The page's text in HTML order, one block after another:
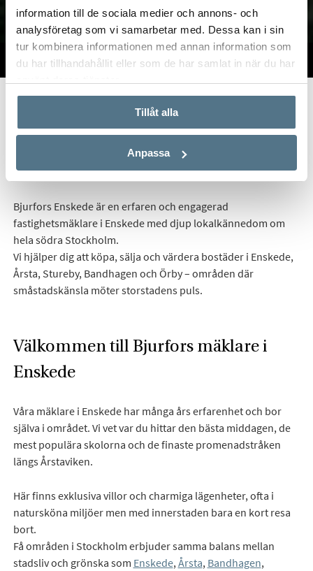
information till de sociala medier och annons- och
analysföretag som vi samarbetar med. Dessa kan i sin
tur kombinera informationen med annan information som
du har tillhandahållit eller som de har samlat in när du har
Tillåt alla
Anpassa
TILL SALU VI PÅ KONTORET VÄRDERA
Hitta mäklare i Enskede
Bjurfors Enskede är en erfaren och engagerad
fastighetsmäklare i Enskede med djup lokalkännedom om
hela södra Stockholm.
Vi hjälper dig att köpa, sälja och värdera bostäder i Enskede,
Årsta, Stureby, Bandhagen och Örby – områden där
småstadskänsla möter storstadens puls.
Välkommen till Bjurfors mäklare i
Enskede
Våra mäklare i Enskede har många års erfarenhet och bor
själva i området. Vi vet var du hittar den bästa middagen, de
mest populära skolorna och de finaste promenadstråken
längs Årstaviken.
Här finns exklusiva villor och charmiga lägenheter, ofta i
natursköna miljöer men med innerstaden bara en kort resa
bort.
Få områden i Stockholm erbjuder samma balans mellan
stadsliv och grönska som Enskede, Årsta, Bandhagen,